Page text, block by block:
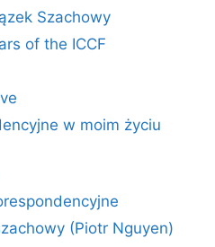
Szachowy
of the ICCF
w moim życiu
(Piotr Nguyen)